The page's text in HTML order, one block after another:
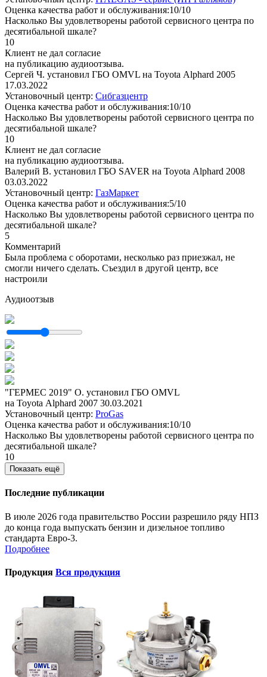
Оценка качества работ и обслуживания:10/10
Насколько Вы удовлетворены работой сервисного центра по
десятибальной шкале?
10
Клиент не дал согласие
на публикацию аудиоотзыва.
Сергей Ч. установил ГБО OMVL на Toyota Alphard 2005
17.03.2022
Установочный центр: Сибгазцентр
Оценка качества работ и обслуживания:10/10
Насколько Вы удовлетворены работой сервисного центра по
десятибальной шкале?
10
Клиент не дал согласие
на публикацию аудиоотзыва.
Валерий В. установил ГБО SAVER на Toyota Alphard 2008
03.03.2022
Установочный центр: ГазМаркет
Оценка качества работ и обслуживания:5/10
Насколько Вы удовлетворены работой сервисного центра по
десятибальной шкале?
5
Комментарий
Была проблема с оборотами, несколько раз приезжал, не
смогли ничего сделать. Съездил в другой центр, все
настроили
Аудиоотзыв
"ГЕРМЕС 2019" О. установил ГБО OMVL
на Toyota Alphard 2007 30.03.2021
Установочный центр: ProGas
Оценка качества работ и обслуживания:10/10
Насколько Вы удовлетворены работой сервисного центра по
десятибальной шкале?
10
Показать ещё
Последние публикации
В июле 2026 года правительство России разрешило ряду НПЗ
до конца года выпускать бензин и дизельное топливо
стандарта Евро-3.
Подробнее
Продукция Вся продукция